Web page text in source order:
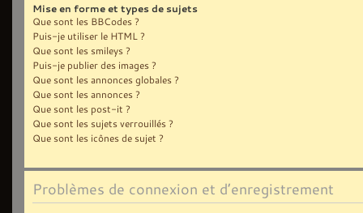
Mise en forme et types de sujets
Que sont les BBCodes ?
Puis-je utiliser le HTML ?
Que sont les smileys ?
Puis-je publier des images ?
Que sont les annonces globales ?
Que sont les annonces ?
Que sont les post-it ?
Que sont les sujets verrouillés ?
Que sont les icônes de sujet ?
Problèmes de connexion et d’enregistrement